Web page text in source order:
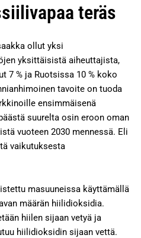
teräs
ollut yksi
yksittäisistä aiheuttajista,
7 % ja Ruotsissa 10 % koko
tavoite on tuoda
ensimmäisenä
suurelta osin eroon oman
vuoteen 2030 mennessä. Eli
vaikutuksesta
masuuneissa käyttämällä
määrän hiilidioksidia.
hiilen sijaan vetyä ja
hiilidioksidin sijaan vettä.